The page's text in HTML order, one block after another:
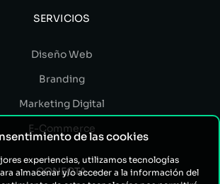
de las cookies
experiencias, utilizamos tecnologías
almacenar y/o acceder a la información del
SERVICIOS
Diseño Web
Branding
Marketing Digital
E-Commerce
CONECTA